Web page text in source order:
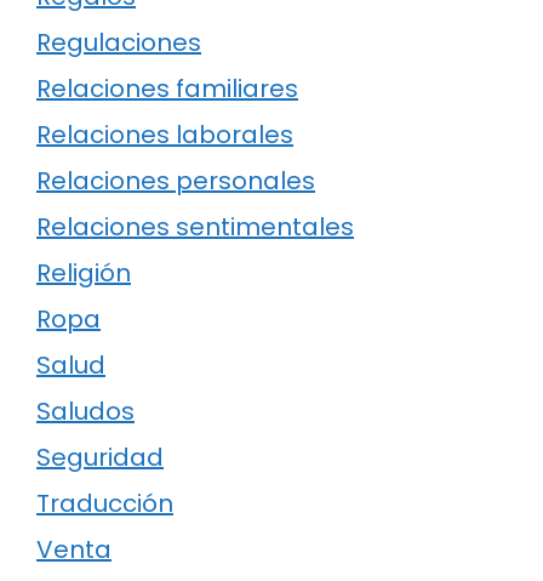
Regulaciones
Relaciones familiares
Relaciones laborales
Relaciones personales
Relaciones sentimentales
Religión
Ropa
Salud
Saludos
Seguridad
Traducción
Venta